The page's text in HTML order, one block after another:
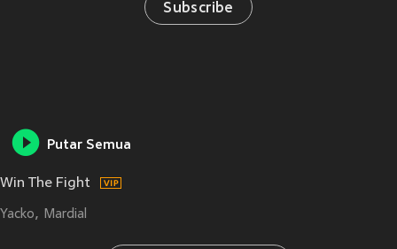
Subscribe
Putar Semua
Win The Fight
Yacko Mardial